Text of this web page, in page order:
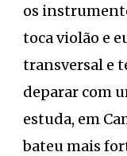
os
toca violão e
transversal e
deparar com
estuda, em
bateu mais